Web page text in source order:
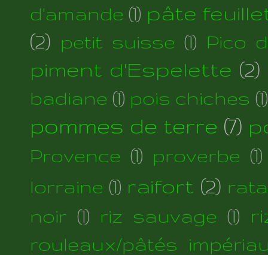
d'amande (1) pâte
(2) petit suisse (1) Pico
piment d'Espelette (2)
badiane (1) pois chiches (1)
pommes de terre (7)
Provence (1) proverbe (1)
lorraine (1) raifort (2)
noir (1) riz sauvage (1)
rouleaux/pâtés